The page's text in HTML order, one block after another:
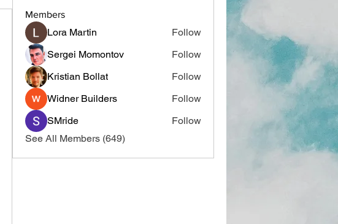
Members
Lora Martin
Follow
Sergei Momontov
Follow
Kristian Bollat
Follow
Widner Builders
Follow
SMride
Follow
See All Members (649)